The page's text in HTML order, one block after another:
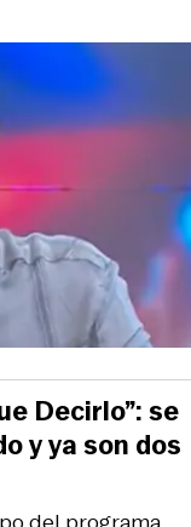
Decirlo”: se
y ya son dos